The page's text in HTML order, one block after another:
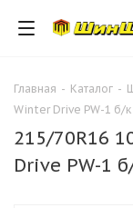
Главная - Каталог -
Winter Drive PW-1 б/к
215/70R16
Drive PW-1